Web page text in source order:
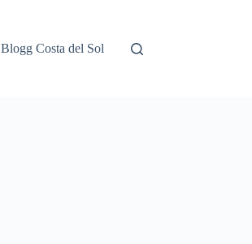
Blogg Costa del Sol